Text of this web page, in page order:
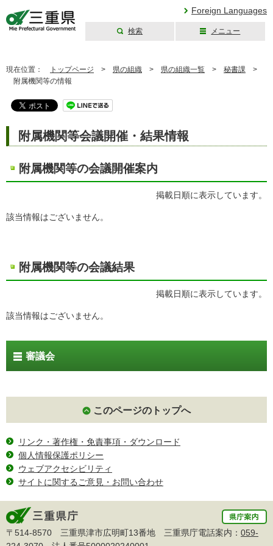
Foreign Languages
検索 メニュー
現在位置： トップページ > 県の組織 > 県の組織一覧 > 秘書課 >
附属機関等の情報
附属機関等会議開催・結果情報
附属機関等の会議開催案内
掲載日順に表示しています。
該当情報はございません。
附属機関等の会議結果
掲載日順に表示しています。
該当情報はございません。
審議会
このページのトップへ
リンク・著作権・免責事項・ダウンロード
個人情報保護ポリシー
ウェブアクセシビリティ
サイトに関するご意見・お問い合わせ
〒514-8570 三重県津市広明町13番地 三重県庁電話案内： 059-